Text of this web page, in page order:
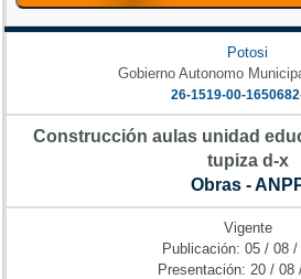
Potosi
Gobierno Autonomo
26-1519-00-
Construcción aulas unidad
tupiza d-x
Obras -
Vigente
Publicación: 05 / 08 /
Presentación: 20 / 08